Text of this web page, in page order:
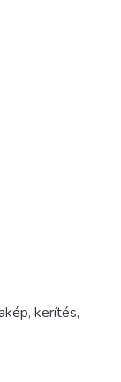
, kerítés,